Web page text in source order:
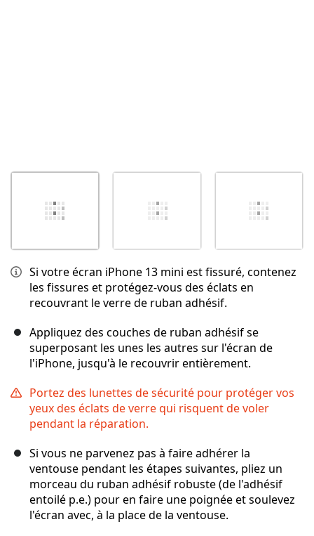
Si votre écran iPhone 13 mini est fissuré, contenez
les fissures et protégez-vous des éclats en
recouvrant le verre de ruban adhésif.
Appliquez des couches de ruban adhésif se
superposant les unes les autres sur l'écran de
l'iPhone, jusqu'à le recouvrir entièrement.
Portez des lunettes de sécurité pour protéger vos
yeux des éclats de verre qui risquent de voler
pendant la réparation.
Si vous ne parvenez pas à faire adhérer la
ventouse pendant les étapes suivantes, pliez un
morceau du ruban adhésif robuste (de l'adhésif
entoilé p.e.) pour en faire une poignée et soulevez
l'écran avec, à la place de la ventouse.